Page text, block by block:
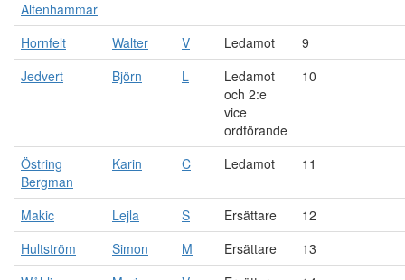
Altenhammar
Hornfelt Walter V Ledamot
9
Jedvert
Björn L
Ledamot
och 2:e
vice
ordförande
10
Östring
Bergman
Karin C Ledamot 11
Makic Lejla S Ersättare
12
Hultström
Simon M Ersättare
13